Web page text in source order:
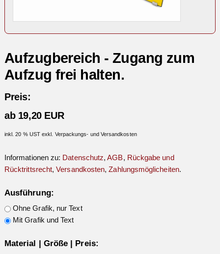
Aufzugbereich - Zugang zum
Aufzug frei halten.
Preis:
ab 19,20 EUR
inkl. 20 % UST exkl. Verpackungs- und Versandkosten
Informationen zu: Datenschutz,AGB, Rückgabe und
Rücktrittsrecht,Versandkosten,Zahlungsmöglicheiten.
Ausführung:
Ohne Grafik, nur Text
Mit Grafik und Text
Material | Größe | Preis: